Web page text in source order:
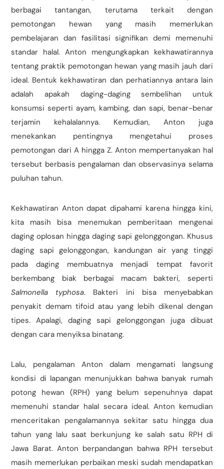
berbagai tantangan, terutama terkait dengan
pemotongan hewan yang masih memerlukan
pembelajaran dan fasilitasi signifikan demi memenuhi
standar halal. Anton mengungkapkan kekhawatirannya
tentang praktik pemotongan hewan yang masih jauh dari
ideal. Bentuk kekhawatiran dan perhatiannya antara lain
adalah apakah daging-daging sembelihan untuk
konsumsi seperti ayam, kambing, dan sapi, benar-benar
terjamin kehalalannya. Kemudian, Anton juga
menekankan pentingnya mengetahui proses
pemotongan dari A hingga Z. Anton mempertanyakan hal
tersebut berbasis pengalaman dan observasinya selama
puluhan tahun.
Kekhawatiran Anton dapat dipahami karena hingga kini,
kita masih bisa menemukan pemberitaan mengenai
daging oplosan hingga daging sapi gelonggongan. Khusus
daging sapi gelonggongan, kandungan air yang tinggi
pada daging membuatnya menjadi tempat favorit
berkembang biak berbagai macam bakteri, seperti
Salmonella typhosa. Bakteri ini bisa menyebabkan
penyakit demam tifoid atau yang lebih dikenal dengan
tipes. Apalagi, daging sapi gelonggongan juga dibuat
dengan cara menyiksa binatang.
Lalu, pengalaman Anton dalam mengamati langsung
kondisi di lapangan menunjukkan bahwa banyak rumah
potong hewan (RPH) yang belum sepenuhnya dapat
memenuhi standar halal secara ideal. Anton kemudian
menceritakan pengalamannya sekitar satu hingga dua
tahun yang lalu saat berkunjung ke salah satu RPH di
Jawa Barat. Anton berpandangan bahwa RPH tersebut
masih memerlukan perbaikan meski sudah mendapatkan